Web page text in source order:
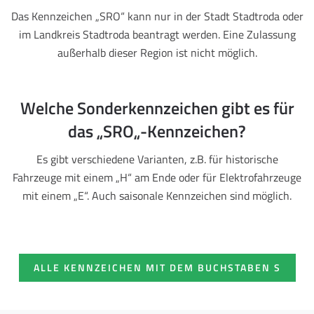
Das Kennzeichen „SRO“ kann nur in der Stadt Stadtroda oder
im Landkreis Stadtroda beantragt werden. Eine Zulassung
außerhalb dieser Region ist nicht möglich.
Welche Sonderkennzeichen gibt es für
das „SRO„-Kennzeichen?
Es gibt verschiedene Varianten, z.B. für historische
Fahrzeuge mit einem „H“ am Ende oder für Elektrofahrzeuge
mit einem „E“. Auch saisonale Kennzeichen sind möglich.
ALLE KENNZEICHEN MIT DEM BUCHSTABEN S